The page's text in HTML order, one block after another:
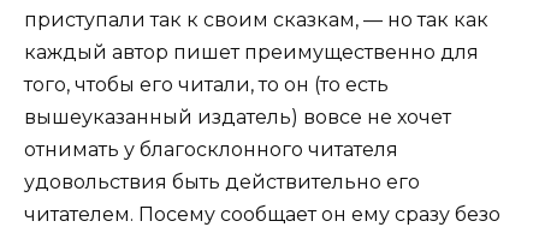
приступали так к своим сказкам, — но так как
каждый автор пишет преимущественно для
того, чтобы его читали, то он (то есть
вышеуказанный издатель) вовсе не хочет
отнимать у благосклонного читателя
удовольствия быть действительно его
читателем. Посему сообщает он ему сразу безо